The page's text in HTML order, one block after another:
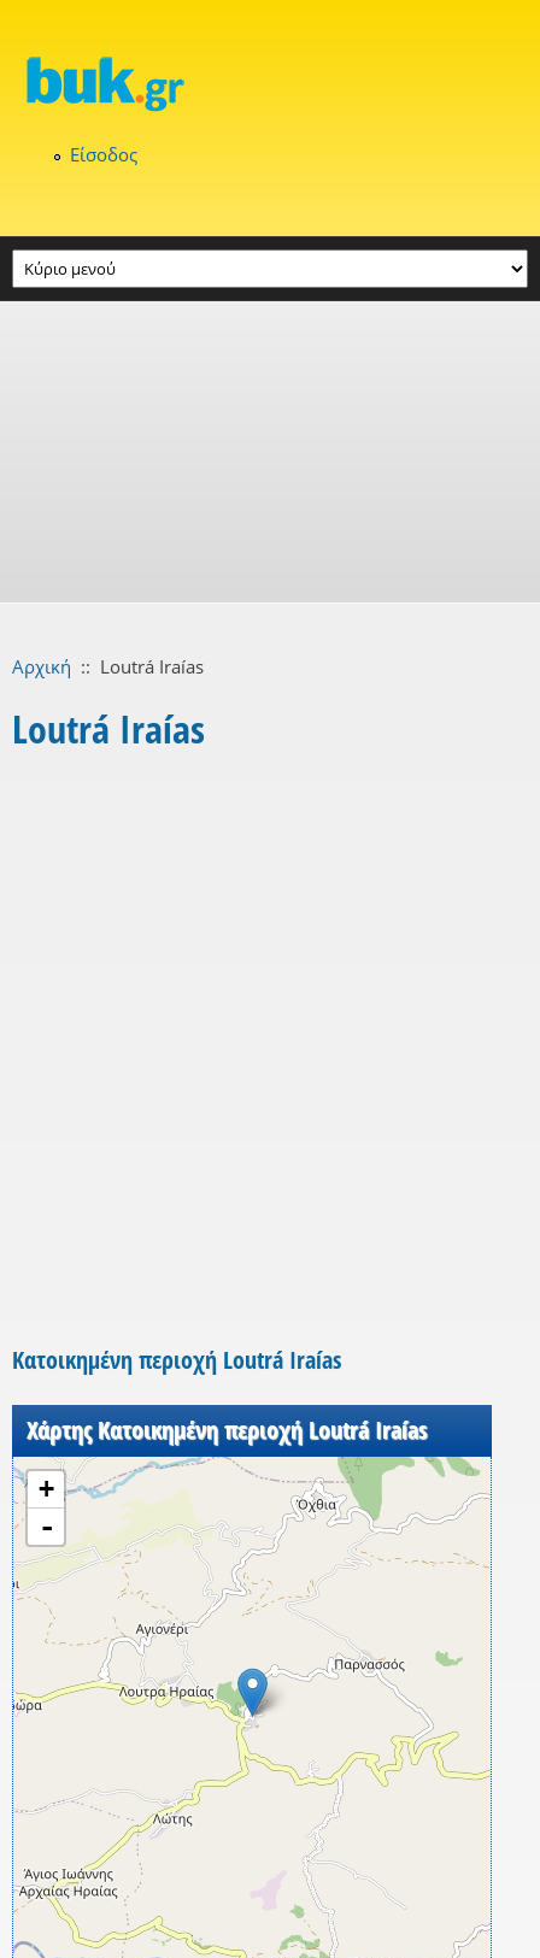
Είσοδος
Αρχική :: Loutrá Iraías
Loutrá Iraías
Κατοικημένη περιοχή Loutrá Iraías
Χάρτης Κατοικημένη περιοχή Loutrá Iraías
+
-